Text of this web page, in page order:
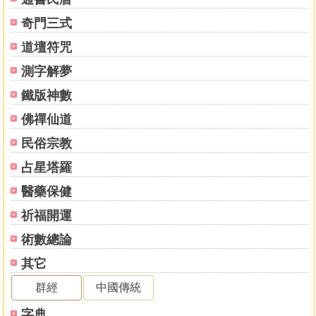
奇門三式
道壇符咒
測字解夢
鐵版神數
佛禪仙道
民俗宗教
占星塔羅
醫藥保健
祈福開運
術數總論
其它
群經 中國傳統